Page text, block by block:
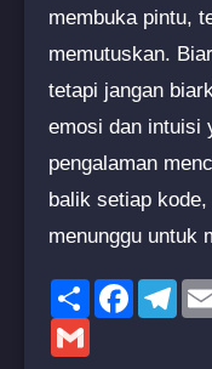
membuka pintu,
memutuskan.
tetapi jangan
emosi dan intuisi
pengalaman
balik setiap
menunggu untuk
Share